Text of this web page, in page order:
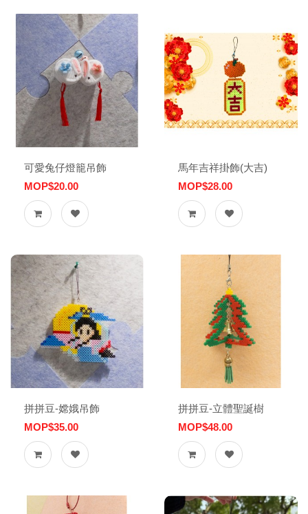
可愛兔仔燈籠吊飾
MOP$20.00
馬年吉祥掛飾(大吉)
MOP$28.00
拼拼豆-嫦娥吊飾
MOP$35.00
拼拼豆-立體聖誕樹
MOP$48.00